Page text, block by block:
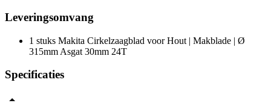
Leveringsomvang
1 stuks Makita Cirkelzaagblad voor Hout | Makblade | Ø
315mm Asgat 30mm 24T
Specificaties